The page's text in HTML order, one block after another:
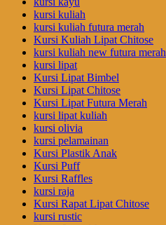
kursi kuliah
kursi kuliah futura merah
Kursi Kuliah Lipat Chitose
kursi kuliah new futura merah
kursi lipat
Kursi Lipat Bimbel
Kursi Lipat Chitose
Kursi Lipat Futura Merah
kursi lipat kuliah
kursi olivia
kursi pelamainan
Kursi Plastik Anak
Kursi Puff
Kursi Raffles
kursi raja
Kursi Rapat Lipat Chitose
kursi rustic